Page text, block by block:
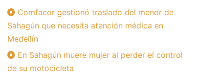
Comfacor gestionó traslado del menor de
Sahagún que necesita atención médica en
Medellín
En Sahagún muere mujer al perder el control
de su motocicleta